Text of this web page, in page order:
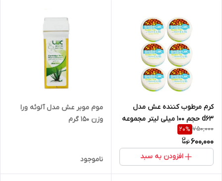
کرم مرطوب کننده عش مدل
d63 حجم 100 میلی لیتر مجموعه
6 عددی
750,000
20%
600,000
افزودن به سبد
موم موبر عش مدل آلوئه ورا
وزن 150 گرم
ناموجود